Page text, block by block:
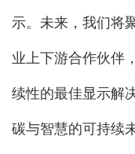
示。未来，我们将
业上下游合作伙伴
续性的最佳显示解
碳与智慧的可持续